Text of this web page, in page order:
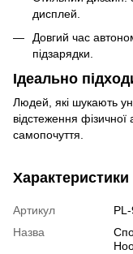
дисплей.
Довгий час
підзарядки.
Ідеально
Людей, які шукають
відстеження
самопочуття.
Характеристики
Артикул
Назва